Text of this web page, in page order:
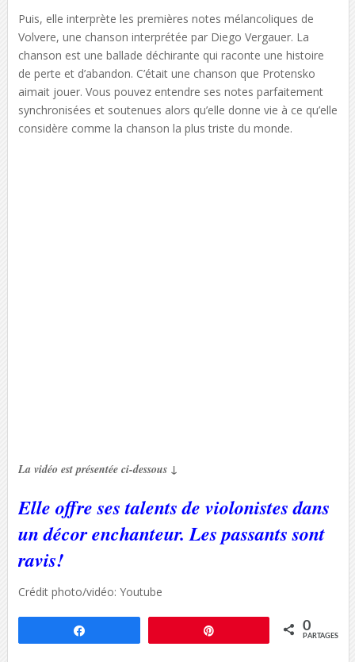
Puis, elle interprète les premières notes mélancoliques de
Volvere, une chanson interprétée par Diego Vergauer. La
chanson est une ballade déchirante qui raconte une histoire
de perte et d’abandon. C’était une chanson que Protensko
aimait jouer. Vous pouvez entendre ses notes parfaitement
synchronisées et soutenues alors qu’elle donne vie à ce qu’elle
considère comme la chanson la plus triste du monde.
La vidéo est présentée ci-dessous ↓
Elle offre ses talents de violonistes dans
un décor enchanteur. Les passants sont
ravis!
Crédit photo/vidéo: Youtube
0
PARTAGES